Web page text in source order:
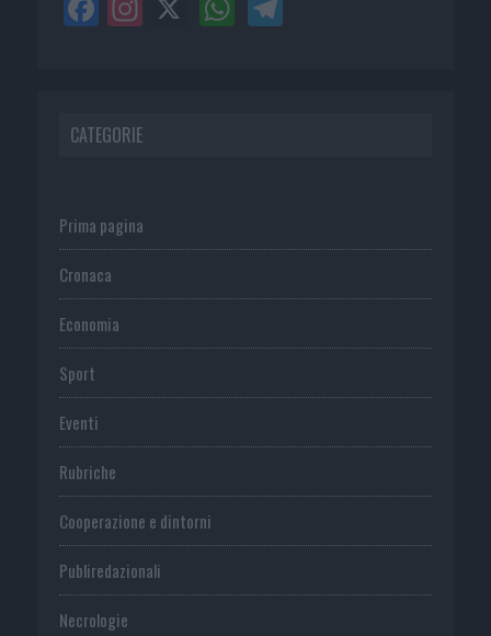
CATEGORIE
Prima pagina
Cronaca
Economia
Sport
Eventi
Rubriche
Cooperazione e dintorni
Publiredazionali
Necrologie